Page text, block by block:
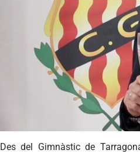
Des del Gimnàstic de